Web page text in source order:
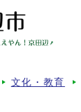
文化・教育